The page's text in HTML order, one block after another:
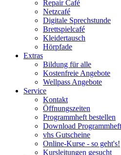
Repair Café
Netzcafé
Digitale Sprechstunde
Brettspielcafé
Kleidertausch
Hörpfade
Extras
Bildung für alle
Kostenfreie Angebote
Wellpass Angebote
Service
Kontakt
Öffnungszeiten
Programmheft bestellen
Download Programmheft
vhs Gutscheine
Online-Kurse - so geht's!
Kursleitungen gesucht